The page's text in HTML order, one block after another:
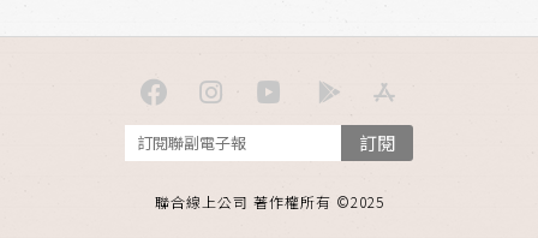
訂閱
聯合線上公司 著作權所有 ©2025